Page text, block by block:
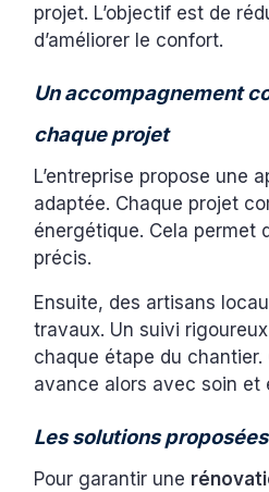
projet. L’objectif est de
d’améliorer le confort.
Un accompagnement
chaque projet
L’entreprise propose une
adaptée. Chaque projet
énergétique. Cela permet
précis.
Ensuite, des artisans
travaux. Un suivi
chaque étape du chantier.
avance alors avec soin et
Les solutions proposées
Pour garantir une